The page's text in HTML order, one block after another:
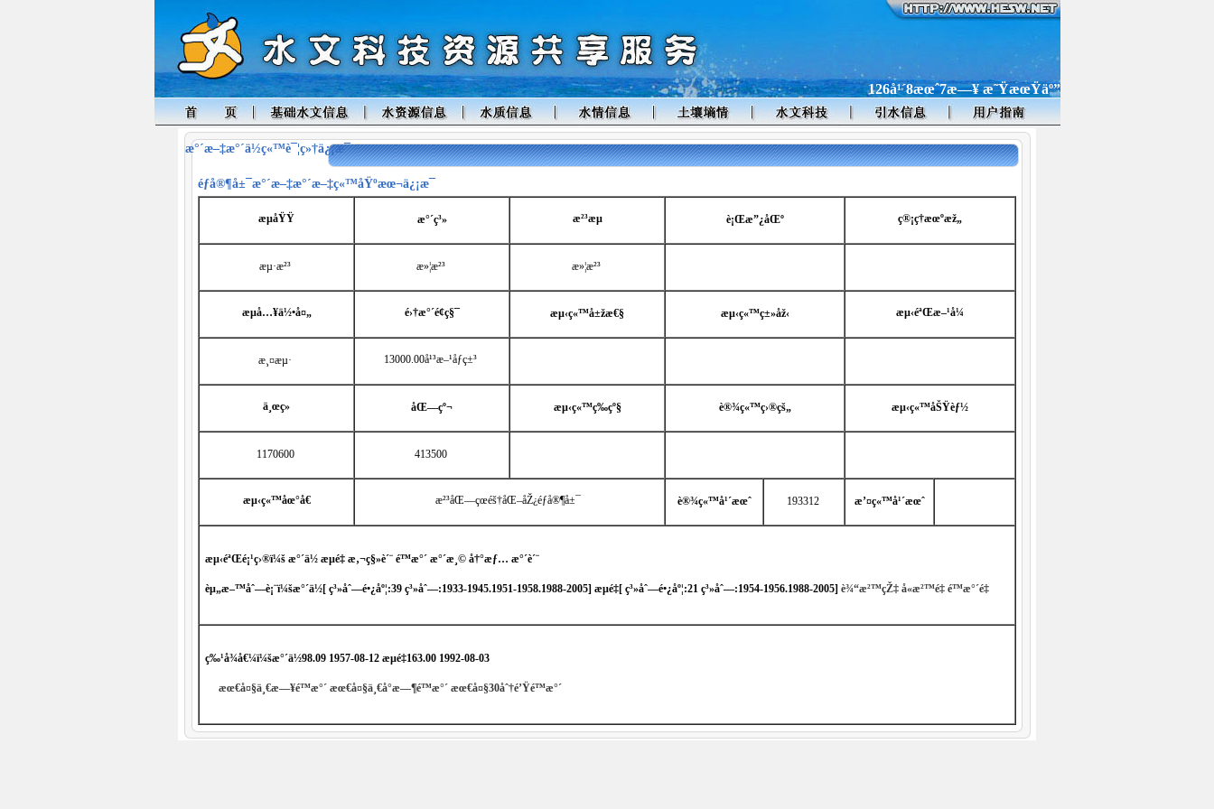
126å¹´8æœˆ7æ—¥ æ˜ŸæœŸäº”
æ°´æ–‡æ°´ä½ç«™è¯¦ç»†ä¿¡æ¯
éƒ­å®¶å±¯ æ°´æ–‡æ°´æ–‡ç«™åŸºæœ¬ä¿¡æ¯
æµåŸŸ æ°´ç³» æ²³æµ è¡Œæ”¿åŒº ç®¡ç†æœºæž„
æµ·æ²³ æ»¦æ²³ æ»¦æ²³
æµå…¥ä½•å¤„ é›†æ°´é¢ç§¯ æµ‹ç«™å±žæ€§ æµ‹ç«™ç±»åž‹ æµ‹éªŒæ–¹å¼
æ¸¤æµ· 13000.00å¹³æ–¹åƒç±³
ä¸œç» åŒ—çº¬ æµ‹ç«™ç­‰çº§ è®¾ç«™ç›®çš„ æµ‹ç«™åŠŸèƒ½
1170600 413500
æµ‹ç«™åœ°å€ æ²³åŒ—çœéš†åŒ–åŽ¿éƒ­å®¶å±¯ è®¾ç«™å¹´æœˆ 193312 æ’¤ç«™å¹´æœˆ
æµ‹éªŒé¡¹ç›®ï¼š æ°´ä½ æµé‡ æ‚¬ç§»è´¨ é™æ°´ æ°´æ¸© å†°æƒ… æ°´è´¨
èµ„æ–™åˆ—è¡¨ï¼šæ°´ä½[ ç³»åˆ—é•¿åº¦:39 ç³»åˆ—:1933-1945.1951-1958.1988-2005] æµé‡[ ç³»åˆ—é•¿åº¦:21 ç³»åˆ—:1954-1956.1988-2005] è¾“æ²™çŽ‡ å«æ²™é‡ é™æ°´é‡
ç‰¹å¾å€¼ï¼šæ°´ä½98.09 1957-08-12 æµé‡163.00 1992-08-03
æœ€å¤§ä¸€æ—¥é™æ°´ æœ€å¤§ä¸€å°æ—¶é™æ°´ æœ€å¤§30åˆ†é’Ÿé™æ°´